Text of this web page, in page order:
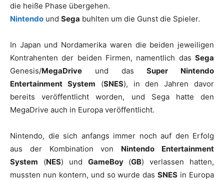
die heiße Phase übergehen.
Nintendo und Sega buhlten um die Gunst die Spieler.
In Japan und Nordamerika waren die beiden jeweiligen
Kontrahenten der beiden Firmen, namentlich das Sega
Genesis/MegaDrive und dasSuper Nintendo
Entertainment System (SNES), in den Jahren davor
bereits veröffentlicht worden, und Sega hatte den
MegaDrive auch in Europa veröffentlicht.
Nintendo, die sich anfangs immer noch auf den Erfolg
aus der Kombination von Nintendo Entertainment
System (NES) und GameBoy(GB) verlassen hatten,
mussten nun kontern, und so wurde dasSNES in Europa